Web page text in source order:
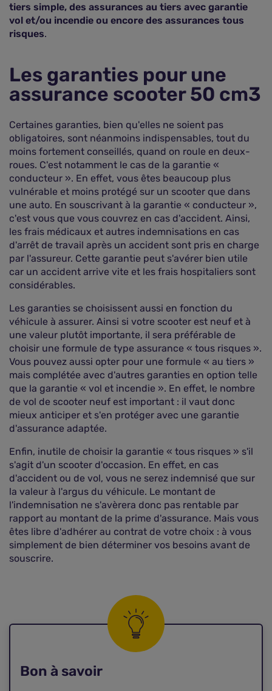
tiers simple, des assurances au tiers avec garantie
vol et/ou incendie ou encore des assurances tous
risques.
Les garanties pour une
assurance scooter 50 cm3
Certaines garanties, bien qu'elles ne soient pas
obligatoires, sont néanmoins indispensables, tout du
moins fortement conseillés, quand on roule en deux-
roues. C'est notamment le cas de la garantie «
conducteur ». En effet, vous êtes beaucoup plus
vulnérable et moins protégé sur un scooter que dans
une auto. En souscrivant à la garantie « conducteur »,
c'est vous que vous couvrez en cas d'accident. Ainsi,
les frais médicaux et autres indemnisations en cas
d'arrêt de travail après un accident sont pris en charge
par l'assureur. Cette garantie peut s'avérer bien utile
car un accident arrive vite et les frais hospitaliers sont
considérables.
Les garanties se choisissent aussi en fonction du
véhicule à assurer. Ainsi si votre scooter est neuf et à
une valeur plutôt importante, il sera préférable de
choisir une formule de type assurance « tous risques ».
Vous pouvez aussi opter pour une formule « au tiers »
mais complétée avec d'autres garanties en option telle
que la garantie « vol et incendie ». En effet, le nombre
de vol de scooter neuf est important : il vaut donc
mieux anticiper et s'en protéger avec une garantie
d'assurance adaptée.
Enfin, inutile de choisir la garantie « tous risques » s'il
s'agit d'un scooter d'occasion. En effet, en cas
d'accident ou de vol, vous ne serez indemnisé que sur
la valeur à l'argus du véhicule. Le montant de
l'indemnisation ne s'avèrera donc pas rentable par
rapport au montant de la prime d'assurance. Mais vous
êtes libre d'adhérer au contrat de votre choix : à vous
simplement de bien déterminer vos besoins avant de
souscrire.
Bon à savoir